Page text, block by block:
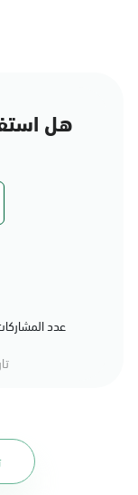
هل
عدد المشاركات: 4817 مشاركة (74%) أعجبهم